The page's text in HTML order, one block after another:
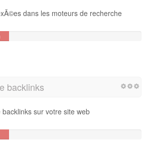
dans les moteurs de recherche
backlinks
backlinks sur votre site web